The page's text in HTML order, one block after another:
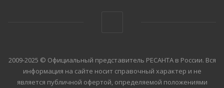
2009-2025 © Официальный представитель РЕСАНТА в России. Вся
информация на сайте носит справочный характер и не
является публичной офертой, определяемой положениями